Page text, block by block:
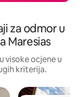
za odmor u
Maresias
visoke ocjene u
kriterija.